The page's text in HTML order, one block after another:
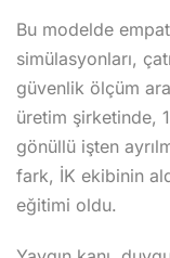
Bu modelde
simülasyonları,
güvenlik ölçüm
üretim şirketinde,
gönüllü işten
fark, İK ekibinin
eğitimi oldu.